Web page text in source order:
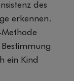
des
erkennen.
ein Kind